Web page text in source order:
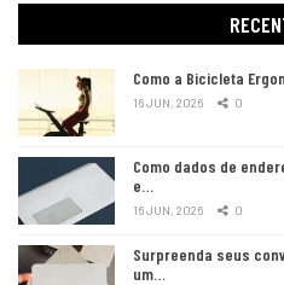
Como a Bicicleta
16 JUN, 2026 0
Como dados de
e…
16 JUN, 2026 0
Surpreenda seus
um…